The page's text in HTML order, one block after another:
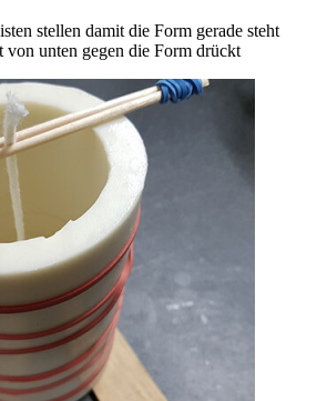
stellen damit die Form gerade steht
unten gegen die Form drückt